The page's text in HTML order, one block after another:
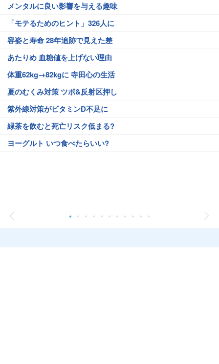
メンタルに良い影響を与える趣味
「モテるためのヒント」326人に
容姿と寿命 28年追跡で見えた差
あたりめ 血糖値を上げない理由
体重62kg→82kgに 寺田心の生活
夏のむくみ対策 ツボ&反射区押し
紫外線対策がビタミンD不足に
緑茶を飲むと死亡リスク低まる?
ヨーグルト いつ食べたらいい?